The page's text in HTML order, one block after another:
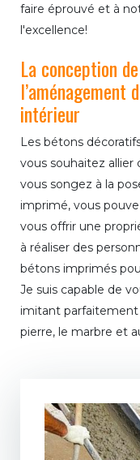
faire éprouvé et à
l'excellence!
La conception
intérieur
Les bétons
vous souhaitez allier
vous songez à la
imprimé, vous
vous offrir une
à réaliser des
bétons imprimés
Je suis capable de
imitant parfaitement
pierre, le marbre et